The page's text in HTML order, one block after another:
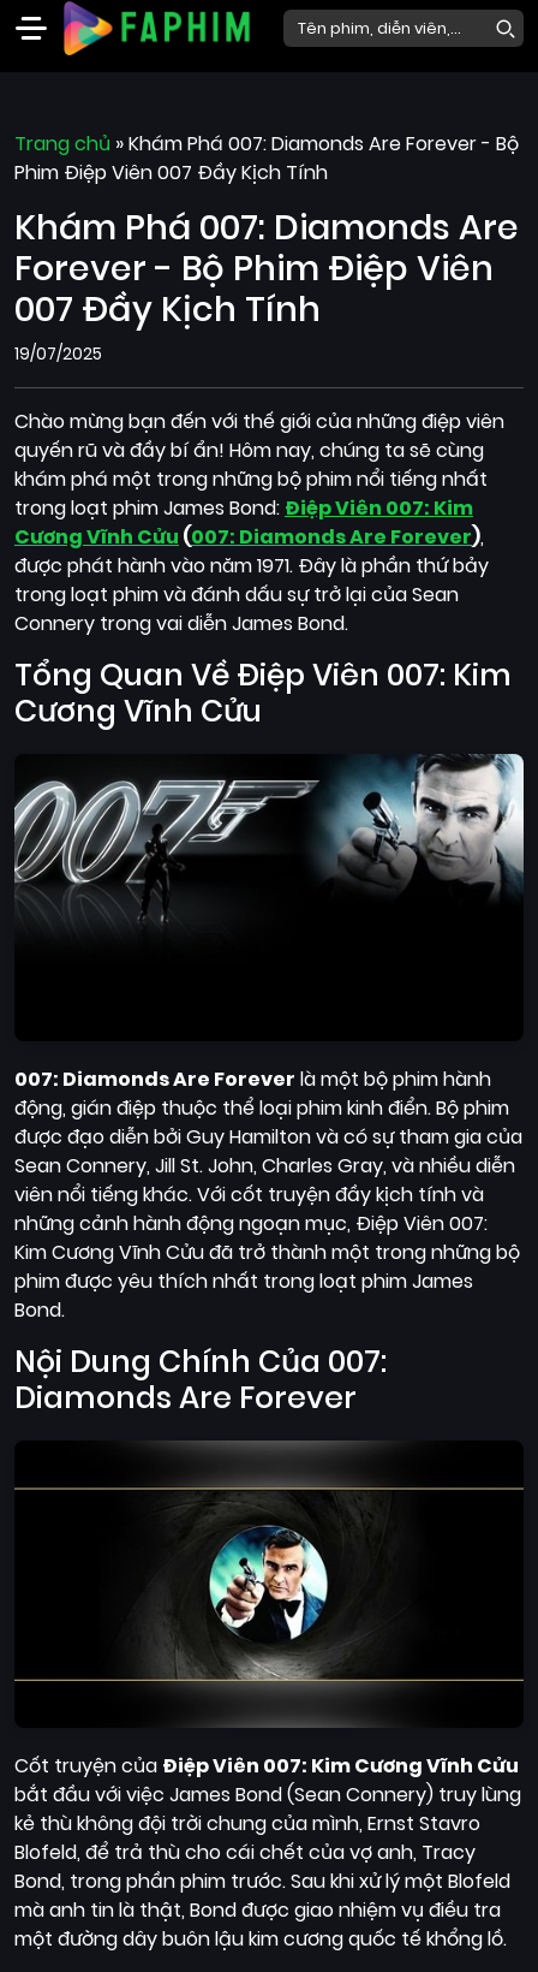
Phim
Mới
Phim
Phim
Bộ
Rạp
Thể
loại
Quốc
Gia
Blog
Bộ
sưu
Trang chủ »Khám Phá 007: Diamonds Are Forever - Bộ
Phim Điệp Viên 007 Đầy Kịch Tính
Khám Phá 007: Diamonds Are
Forever - Bộ Phim Điệp Viên
007 Đầy Kịch Tính
19/07/2025
Chào mừng bạn đến với thế giới của những điệp viên
quyến rũ và đầy bí ẩn! Hôm nay, chúng ta sẽ cùng
khám phá một trong những bộ phim nổi tiếng nhất
trong loạt phim James Bond: Điệp Viên 007: Kim
Cương Vĩnh Cửu (007: Diamonds Are Forever),
được phát hành vào năm 1971. Đây là phần thứ bảy
trong loạt phim và đánh dấu sự trở lại của Sean
Connery trong vai diễn James Bond.
Tổng Quan Về Điệp Viên 007: Kim
Cương Vĩnh Cửu
007: Diamonds Are Forever là một bộ phim hành
động, gián điệp thuộc thể loại phim kinh điển. Bộ phim
được đạo diễn bởi Guy Hamilton và có sự tham gia của
Sean Connery, Jill St. John, Charles Gray, và nhiều diễn
viên nổi tiếng khác. Với cốt truyện đầy kịch tính và
những cảnh hành động ngoạn mục, Điệp Viên 007:
Kim Cương Vĩnh Cửu đã trở thành một trong những bộ
phim được yêu thích nhất trong loạt phim James
Bond.
Nội Dung Chính Của 007:
Diamonds Are Forever
Cốt truyện của Điệp Viên 007: Kim Cương Vĩnh Cửu
bắt đầu với việc James Bond (Sean Connery) truy lùng
kẻ thù không đội trời chung của mình, Ernst Stavro
Blofeld, để trả thù cho cái chết của vợ anh, Tracy
Bond, trong phần phim trước. Sau khi xử lý một Blofeld
mà anh tin là thật, Bond được giao nhiệm vụ điều tra
một đường dây buôn lậu kim cương quốc tế khổng lồ.